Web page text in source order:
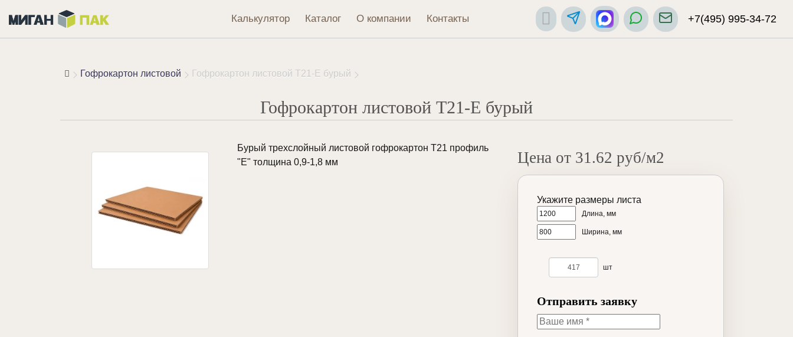
Калькулятор Каталог О компании Контакты +7(495) 995-34-72
Гофрокартон листовой Гофрокартон листовой Т21-Е бурый
Гофрокартон листовой Т21-Е бурый
Бурый трехслойный листовой гофрокартон Т21 профиль
"Е" толщина 0,9-1,8 мм
Цена от 31.62 руб/м2
Укажите размеры листа
Длина, мм
Ширина, мм
шт
Отправить заявку